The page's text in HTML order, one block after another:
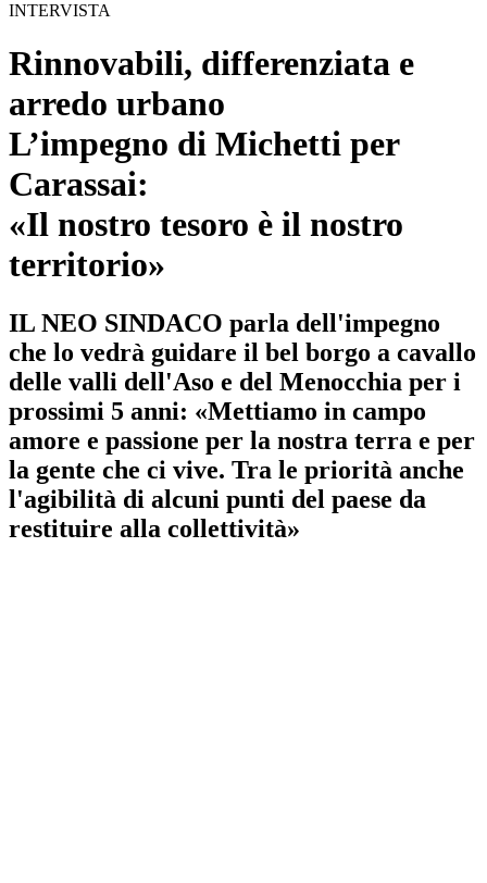
INTERVISTA
Rinnovabili, differenziata e
arredo urbano
L’impegno di Michetti per
Carassai:
«Il nostro tesoro è il nostro
territorio»
IL NEO SINDACO parla dell'impegno
che lo vedrà guidare il bel borgo a cavallo
delle valli dell'Aso e del Menocchia per i
prossimi 5 anni: «Mettiamo in campo
amore e passione per la nostra terra e per
la gente che ci vive. Tra le priorità anche
l'agibilità di alcuni punti del paese da
restituire alla collettività»